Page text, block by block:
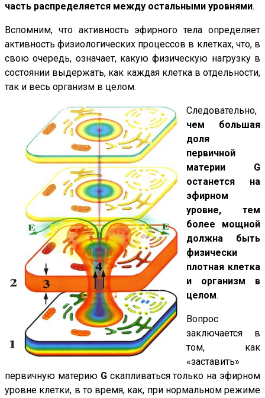
часть распределяется между остальными уровнями.
Вспомним, что активность эфирного тела определяет
активность физиологических процессов в клетках, что, в
свою очередь, означает, какую физическую нагрузку в
состоянии выдержать, как каждая клетка в отдельности,
так и весь организм в целом.
Следовательно,
чем большая
доля
первичной
материи G
останется на
эфирном
уровне, тем
более мощной
должна быть
физически
плотная клетка
и организм в
целом.
Вопрос
заключается в
том, как
«заставить»
первичную материюG скапливаться только на эфирном
уровне клетки, в то время, как, при нормальном режиме